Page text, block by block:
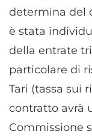
determina del
è stata
della entrate
particolare di
Tari (tassa sui
contratto avrà
Commissione